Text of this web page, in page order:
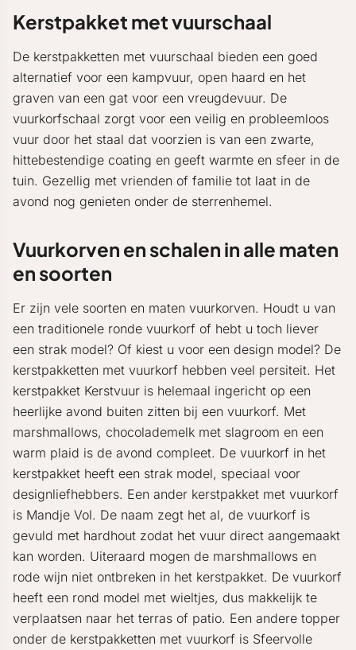
Kerstpakket met vuurschaal
De kerstpakketten met vuurschaal bieden een goed
alternatief voor een kampvuur, open haard en het
graven van een gat voor een vreugdevuur. De
vuurkorfschaal zorgt voor een veilig en probleemloos
vuur door het staal dat voorzien is van een zwarte,
hittebestendige coating en geeft warmte en sfeer in de
tuin. Gezellig met vrienden of familie tot laat in de
avond nog genieten onder de sterrenhemel.
Vuurkorven en schalen in alle maten
en soorten
Er zijn vele soorten en maten vuurkorven. Houdt u van
een traditionele ronde vuurkorf of hebt u toch liever
een strak model? Of kiest u voor een design model? De
kerstpakketten met vuurkorf hebben veel persiteit. Het
kerstpakket Kerstvuur is helemaal ingericht op een
heerlijke avond buiten zitten bij een vuurkorf. Met
marshmallows, chocolademelk met slagroom en een
warm plaid is de avond compleet. De vuurkorf in het
kerstpakket heeft een strak model, speciaal voor
designliefhebbers. Een ander kerstpakket met vuurkorf
is Mandje Vol. De naam zegt het al, de vuurkorf is
gevuld met hardhout zodat het vuur direct aangemaakt
kan worden. Uiteraard mogen de marshmallows en
rode wijn niet ontbreken in het kerstpakket. De vuurkorf
heeft een rond model met wieltjes, dus makkelijk te
verplaatsen naar het terras of patio. Een andere topper
onder de kerstpakketten met vuurkorf is Sfeervolle